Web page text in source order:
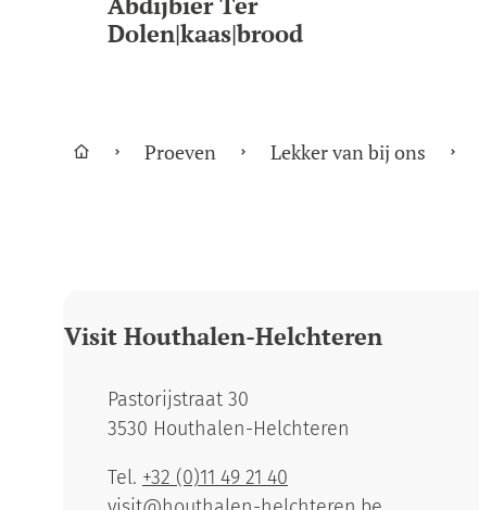
Dolen|kaas|brood
StartpaginaProeven Lekker van bij ons
Visit Houthalen-Helchteren
AdresPastorijstraat 30
,3530 Houthalen-Helchteren
+32 (0)11 49 21 40